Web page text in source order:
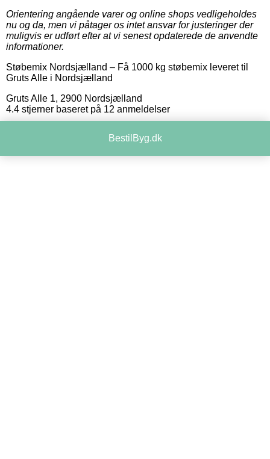
Orientering angående varer og online shops vedligeholdes
nu og da, men vi påtager os intet ansvar for justeringer der
muligvis er udført efter at vi senest opdaterede de anvendte
informationer.
Støbemix Nordsjælland – Få 1000 kg støbemix leveret til
Gruts Alle i Nordsjælland
Gruts Alle 1, 2900 Nordsjælland
4.4 stjerner baseret på 12 anmeldelser
BestilByg.dk